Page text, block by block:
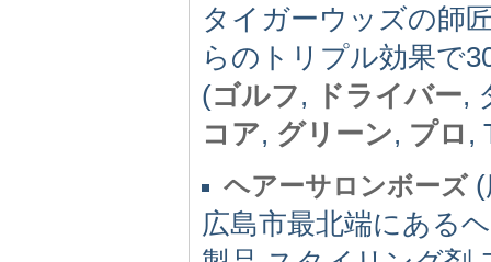
タイガーウッズの師
らのトリプル効果で
(ゴルフ, ドライバー,
コア, グリーン, プロ ,
ヘアーサロンボーズ(
広島市最北端にある